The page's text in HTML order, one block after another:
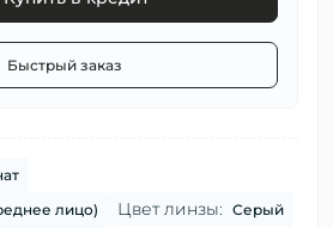
Быстрый заказ
лицо) Цвет линзы: Серый